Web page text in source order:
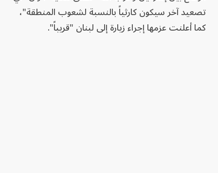
تصعيد آخر سيكون كارثياً بالنسبة لشعوب المنطقة"،
كما أعلنت عزمها إجراء زيارة إلى لبنان "قريباً".